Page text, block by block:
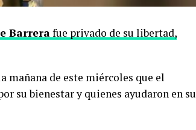
Barrerafue privado de su libertad,
mañana de este miércoles que el
su bienestar y quienes ayudaron en su